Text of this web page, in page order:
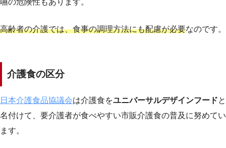
嚥の危険性もあります。
高齢者の介護では、食事の調理方法にも配慮が必要なのです。
介護食の区分
日本介護食品協議会は介護食をユニバーサルデザインフードと
名付けて、要介護者が食べやすい市販介護食の普及に努めてい
ます。